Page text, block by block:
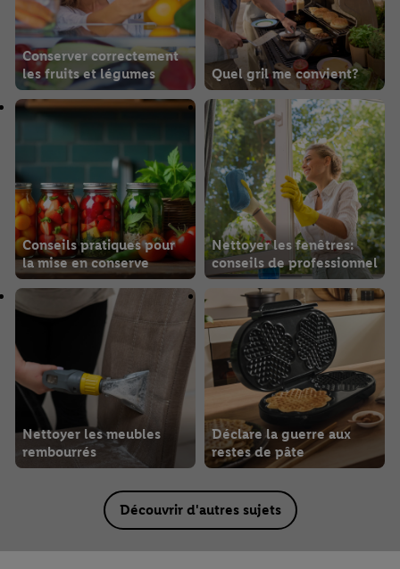
Conserver correctement
les fruits et légumes
Quel gril me convient?
Conseils pratiques pour
la mise en conserve
Nettoyer les fenêtres:
conseils de professionnel
Nettoyer les meubles
rembourrés
Déclare la guerre aux
restes de pâte
Découvrir d'autres sujets